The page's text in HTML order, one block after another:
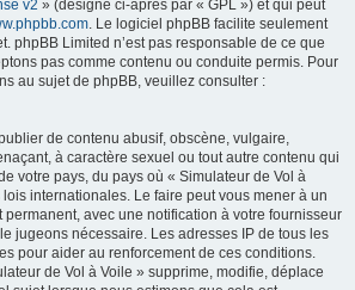
v2 » (désigné ci-après par « GPL ») et qui peut
. Le logiciel phpBB facilite seulement
phpBB Limited n’est pas responsable de ce que
pas comme contenu ou conduite permis. Pour
au sujet de phpBB, veuillez consulter :
de contenu abusif, obscène, vulgaire,
à caractère sexuel ou tout autre contenu qui
votre pays, du pays où « Simulateur de Vol à
internationales. Le faire peut vous mener à un
permanent, avec une notification à votre fournisseur
jugeons nécessaire. Les adresses IP de tous les
pour aider au renforcement de ces conditions.
de Vol à Voile » supprime, modifie, déplace